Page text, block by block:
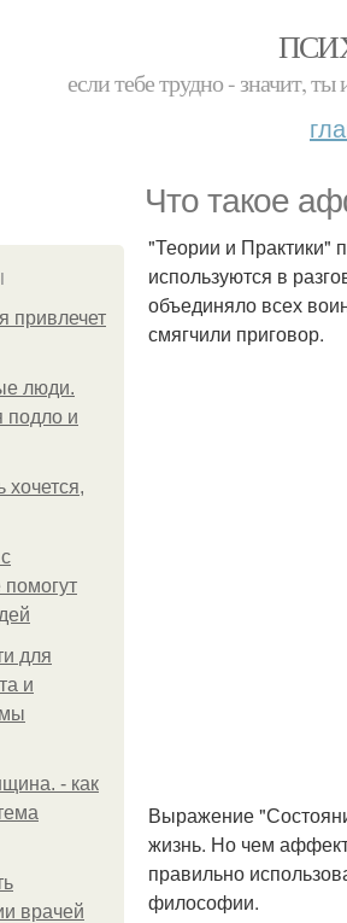
если тебе трудно - значит,
Что такое
привлечет
люди.
подло и
хочется,
для
и
- как
врачей
"Теории и Практики"
используются в
объединяло всех
смягчили приговор.
Выражение
жизнь. Но чем
правильно
философии.